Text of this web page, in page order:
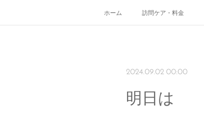
ホーム 訪問ケア・料金
2024.09.02 00:00
明日は